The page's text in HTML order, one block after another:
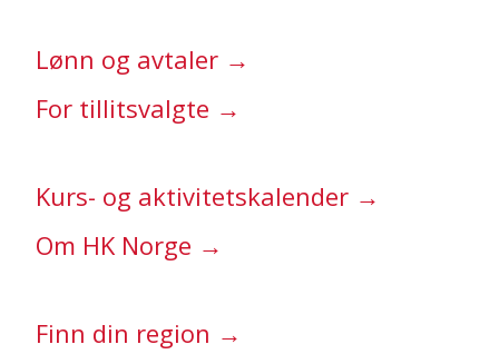
Lønn og avtaler →
For tillitsvalgte →
Kurs- og aktivitetskalender →
Om HK Norge →
Finn din region →